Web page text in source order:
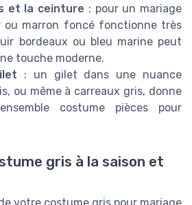
et la ceinture : pour un mariage
ou marron foncé fonctionne très
bordeaux ou bleu marine peut
touche moderne.
: un gilet dans une nuance
ou même à carreaux gris, donne
costume pièces pour
gris à la saison et
votre costume gris pour mariage